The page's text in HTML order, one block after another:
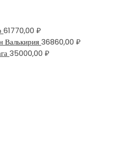
61770,00 ₽
Валькирия36860,00 ₽
35000,00 ₽